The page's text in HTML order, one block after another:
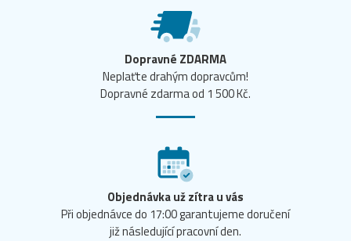
Dopravné ZDARMA
Neplaťte drahým dopravcům!
Dopravné zdarma od 1 500 Kč.
Objednávka už zítra u vás
Při objednávce do 17:00 garantujeme doručení
již následující pracovní den.